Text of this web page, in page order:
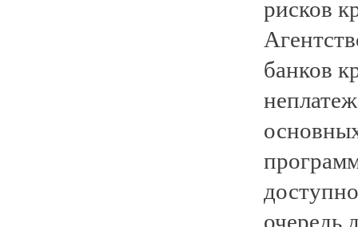
рисков
банков
очередь